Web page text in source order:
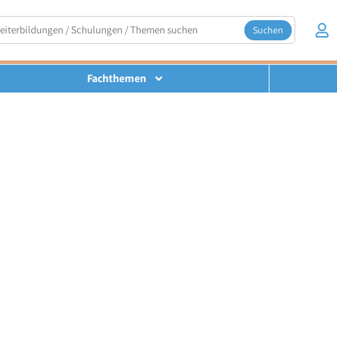
Suchen
Fachthemen